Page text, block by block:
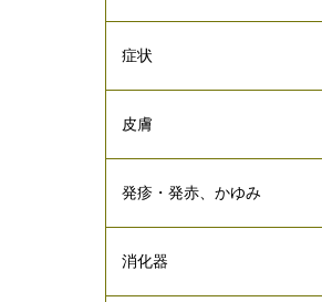
症状
皮膚
発疹・発赤、かゆみ
消化器